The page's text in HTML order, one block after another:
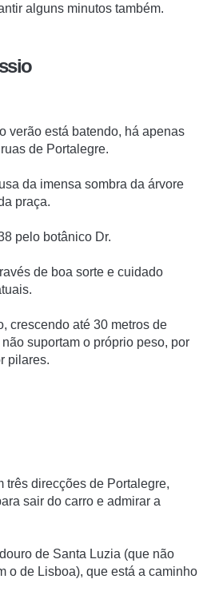
alguns minutos também.
verão está batendo, há apenas
de Portalegre.
da imensa sombra da árvore
praça.
pelo botânico Dr.
de boa sorte e cuidado
crescendo até 30 metros de
suportam o próprio peso, por
pilares.
três direcções de Portalegre,
sair do carro e admirar a
de Santa Luzia (que não
o de Lisboa), que está a caminho